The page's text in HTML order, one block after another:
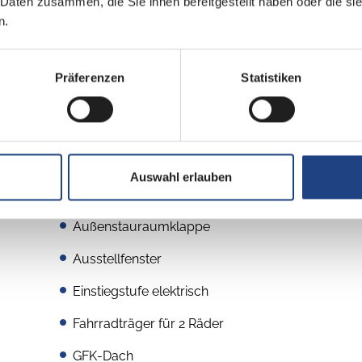
Präferenzen Statistiken
Auswahl erlauben
Aufbau
Außenstauraumklappe
Ausstellfenster
Einstiegstufe elektrisch
Fahrradträger für 2 Räder
GFK-Dach